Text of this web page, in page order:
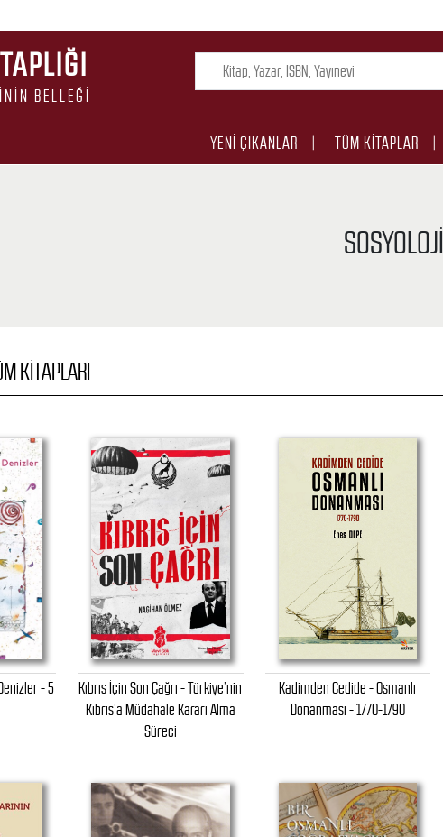
BELLEĞI
YENI ÇIKANLAR TÜM KITAPLAR
SOSYOLOJI
KITAPLARI
- 5
Kıbrıs İçin Son Çağrı - Türkiye’nin
Kıbrıs’a Müdahale Kararı Alma
Süreci
Kadimden Cedide - Osmanlı
Donanması - 1770-1790